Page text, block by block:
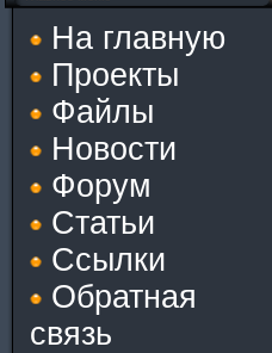
На главную
Проекты
Файлы
Новости
Форум
Статьи
Ссылки
Обратная
связь